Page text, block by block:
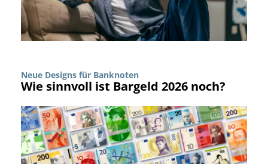
Neue Designs für Banknoten
Wie sinnvoll ist Bargeld 2026 noch?